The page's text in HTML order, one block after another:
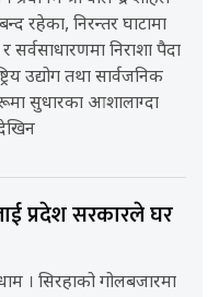
रहेका, निरन्तर घाटामा
सर्वसाधारणमा निराशा पैदा
उद्योग तथा सार्वजनिक
सुधारका आशालाग्दा
प्रदेश सरकारले घर
। सिरहाको गोलबजारमा